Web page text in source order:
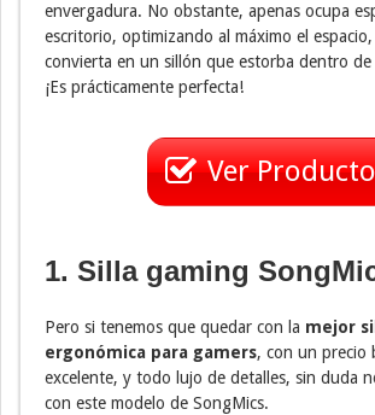
envergadura. No obstante, apenas ocupa
escritorio, optimizando al máximo el
convierta en un sillón que estorba dentro de
¡Es prácticamente perfecta!
Ver Producto
1. Silla gaming
Pero si tenemos que quedar con la mejor
ergonómica para gamers, con un precio
excelente, y todo lujo de detalles, sin duda
con este modelo de SongMics.